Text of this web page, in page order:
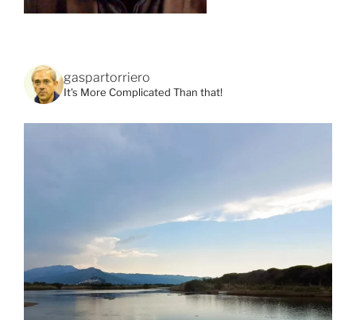
gaspartorriero
It's More Complicated Than that!